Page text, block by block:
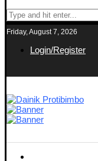
Friday, August 7, 2026
Login/Register